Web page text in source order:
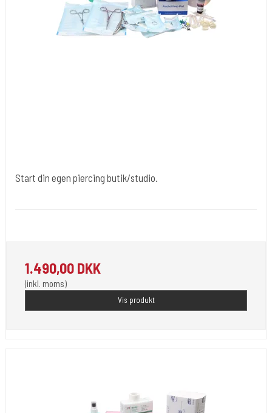
Start din egen piercing butik/studio.
1.490,00 DKK
(inkl. moms)
Vis produkt